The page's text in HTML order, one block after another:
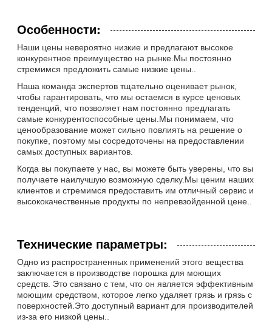
Особенности:
Наши цены невероятно низкие и предлагают высокое
конкурентное преимущество на рынке.Мы постоянно
стремимся предложить самые низкие цены..
Наша команда экспертов тщательно оценивает рынок,
чтобы гарантировать, что мы остаемся в курсе ценовых
тенденций, что позволяет нам постоянно предлагать
самые конкурентоспособные цены.Мы понимаем, что
ценообразование может сильно повлиять на решение о
покупке, поэтому мы сосредоточены на предоставлении
самых доступных вариантов.
Когда вы покупаете у нас, вы можете быть уверены, что вы
получаете наилучшую возможную сделку.Мы ценим наших
клиентов и стремимся предоставить им отличный сервис и
высококачественные продукты по непревзойденной цене..
Технические параметры:
Одно из распространенных применений этого вещества
заключается в производстве порошка для моющих
средств. Это связано с тем, что он является эффективным
моющим средством, которое легко удаляет грязь и грязь с
поверхностей.Это доступный вариант для производителей
из-за его низкой цены..